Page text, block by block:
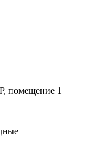
помещение 1